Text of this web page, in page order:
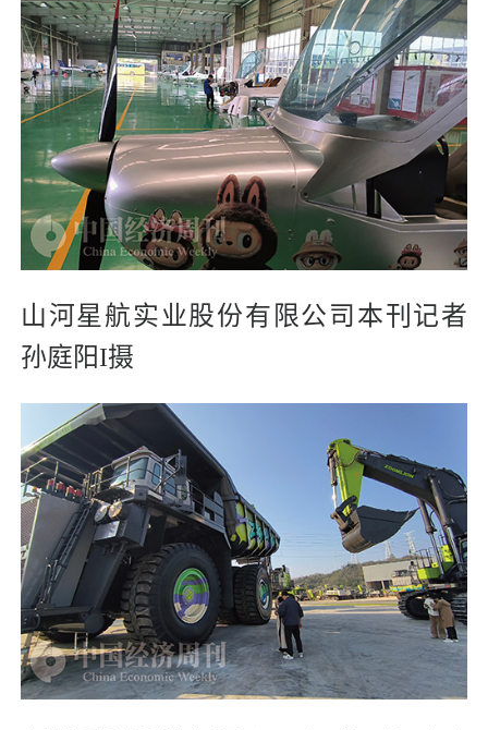
山河星航实业股份有限公司本刊记者
孙庭阳I摄